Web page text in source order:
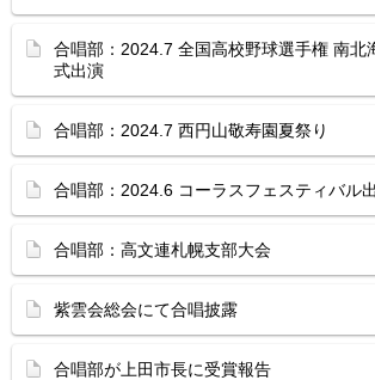
合唱部：2024.7 全国高校野球選手権 南北
式出演
合唱部：2024.7 西円山敬寿園夏祭り
合唱部：2024.6 コーラスフェスティバル
合唱部：高文連札幌支部大会
紫雲会総会にて合唱披露
合唱部が上田市長に受賞報告